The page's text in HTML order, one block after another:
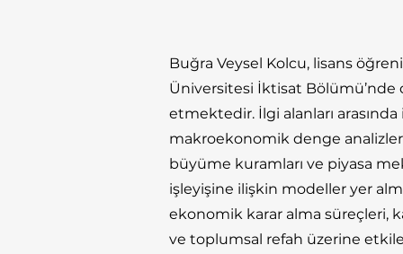
Buğra Veysel Kolcu, lisans
Üniversitesi İktisat Bölümü’nde
etmektedir. İlgi alanları
makroekonomik denge
büyüme kuramları ve piyasa
işleyişine ilişkin modeller yer
ekonomik karar alma süreçleri,
ve toplumsal refah üzerine